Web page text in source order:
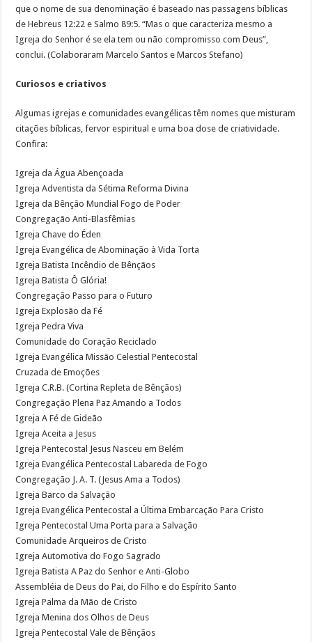
que o nome de sua denominação é baseado nas passagens bíblicas
de Hebreus 12:22 e Salmo 89:5. “Mas o que caracteriza mesmo a
Igreja do Senhor é se ela tem ou não compromisso com Deus”,
conclui. (Colaboraram Marcelo Santos e Marcos Stefano)
Curiosos e criativos
Algumas igrejas e comunidades evangélicas têm nomes que misturam
citações bíblicas, fervor espiritual e uma boa dose de criatividade.
Confira:
Igreja da Água Abençoada
Igreja Adventista da Sétima Reforma Divina
Igreja da Bênção Mundial Fogo de Poder
Congregação Anti-Blasfêmias
Igreja Chave do Éden
Igreja Evangélica de Abominação à Vida Torta
Igreja Batista Incêndio de Bênçãos
Igreja Batista Ô Glória!
Congregação Passo para o Futuro
Igreja Explosão da Fé
Igreja Pedra Viva
Comunidade do Coração Reciclado
Igreja Evangélica Missão Celestial Pentecostal
Cruzada de Emoções
Igreja C.R.B. (Cortina Repleta de Bênçãos)
Congregação Plena Paz Amando a Todos
Igreja A Fé de Gideão
Igreja Aceita a Jesus
Igreja Pentecostal Jesus Nasceu em Belém
Igreja Evangélica Pentecostal Labareda de Fogo
Congregação J. A. T. (Jesus Ama a Todos)
Igreja Barco da Salvação
Igreja Evangélica Pentecostal a Última Embarcação Para Cristo
Igreja Pentecostal Uma Porta para a Salvação
Comunidade Arqueiros de Cristo
Igreja Automotiva do Fogo Sagrado
Igreja Batista A Paz do Senhor e Anti-Globo
Assembléia de Deus do Pai, do Filho e do Espírito Santo
Igreja Palma da Mão de Cristo
Igreja Menina dos Olhos de Deus
Igreja Pentecostal Vale de Bênçãos